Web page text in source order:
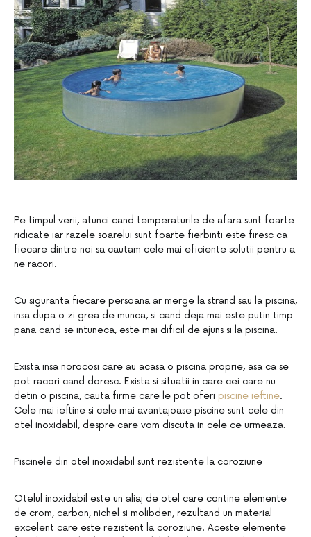
Pe timpul verii, atunci cand temperaturile de afara sunt foarte
ridicate iar razele soarelui sunt foarte fierbinti este firesc ca
fiecare dintre noi sa cautam cele mai eficiente solutii pentru a
ne racori.
Cu siguranta fiecare persoana ar merge la strand sau la piscina,
insa dupa o zi grea de munca, si cand deja mai este putin timp
pana cand se intuneca, este mai dificil de ajuns si la piscina.
Exista insa norocosi care au acasa o piscina proprie, asa ca se
pot racori cand doresc. Exista si situatii in care cei care nu
detin o piscina, cauta firme care le pot oferi piscine ieftine.
Cele mai ieftine si cele mai avantajoase piscine sunt cele din
otel inoxidabil, despre care vom discuta in cele ce urmeaza.
Piscinele din otel inoxidabil sunt rezistente la coroziune
Otelul inoxidabil este un aliaj de otel care contine elemente
de crom, carbon, nichel si molibden, rezultand un material
excelent care este rezistent la coroziune. Aceste elemente